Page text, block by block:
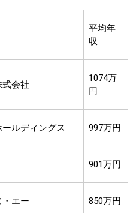
平均年
収
式会社
1074万
円
ルディングス 997万円
901万円
エー 850万円